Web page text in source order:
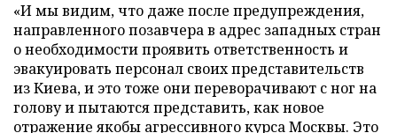
«И мы видим, что даже после предупреждения,
направленного позавчера в адрес западных стран
о необходимости проявить ответственность и
эвакуировать персонал своих представительств
из Киева, и это тоже они переворачивают с ног на
голову и пытаются представить, как новое
отражение якобы агрессивного курса Москвы. Это